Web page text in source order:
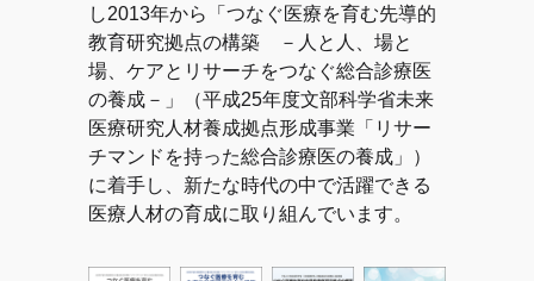
し2013年から「つなぐ医療を育む先導的
教育研究拠点の構築 －人と人、場と
場、ケアとリサーチをつなぐ総合診療医
の養成－」（平成25年度文部科学省未来
医療研究人材養成拠点形成事業「リサー
チマンドを持った総合診療医の養成」）
に着手し、新たな時代の中で活躍できる
医療人材の育成に取り組んでいます。